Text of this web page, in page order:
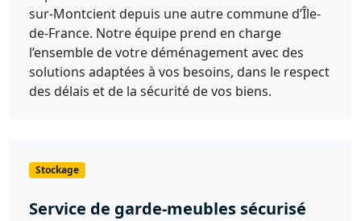
sur-Montcient depuis une autre commune d’Île-
de-France. Notre équipe prend en charge
l’ensemble de votre déménagement avec des
solutions adaptées à vos besoins, dans le respect
des délais et de la sécurité de vos biens.
Stockage
Service de garde-meubles sécurisé